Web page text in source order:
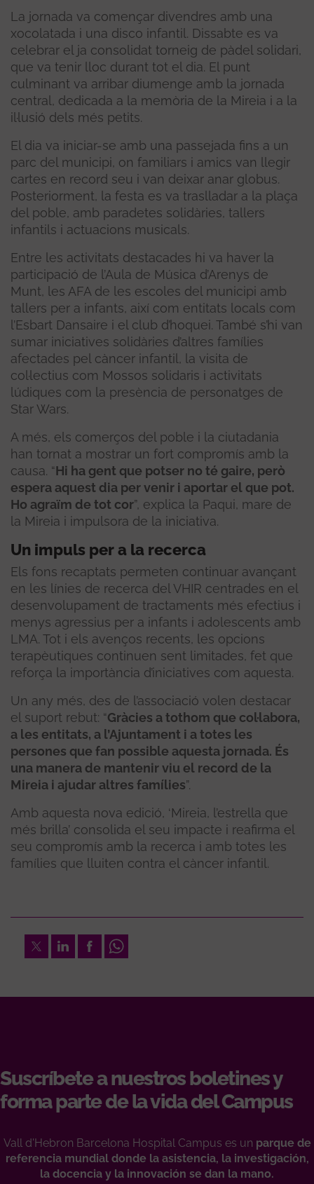
La jornada va començar divendres amb una
xocolatada i una disco infantil. Dissabte es va
celebrar el ja consolidat torneig de pàdel solidari,
que va tenir lloc durant tot el dia. El punt
culminant va arribar diumenge amb la jornada
central, dedicada a la memòria de la Mireia i a la
il·lusió dels més petits.
El dia va iniciar-se amb una passejada fins a un
parc del municipi, on familiars i amics van llegir
cartes en record seu i van deixar anar globus.
Posteriorment, la festa es va traslladar a la plaça
del poble, amb paradetes solidàries, tallers
infantils i actuacions musicals.
Entre les activitats destacades hi va haver la
participació de l’Aula de Música d’Arenys de
Munt, les AFA de les escoles del municipi amb
tallers per a infants, així com entitats locals com
l’Esbart Dansaire i el club d’hoquei. També s’hi van
sumar iniciatives solidàries d’altres famílies
afectades pel càncer infantil, la visita de
col·lectius com Mossos solidaris i activitats
lúdiques com la presència de personatges de
Star Wars.
A més, els comerços del poble i la ciutadania
han tornat a mostrar un fort compromís amb la
causa. “Hi ha gent que potser no té gaire, però
espera aquest dia per venir i aportar el que pot.
Ho agraïm de tot cor”, explica la Paqui, mare de
la Mireia i impulsora de la iniciativa.
Un impuls per a la recerca
Els fons recaptats permeten continuar avançant
en les línies de recerca del VHIR centrades en el
desenvolupament de tractaments més efectius i
menys agressius per a infants i adolescents amb
LMA. Tot i els avenços recents, les opcions
terapèutiques continuen sent limitades, fet que
reforça la importància d’iniciatives com aquesta.
Un any més, des de l’associació volen destacar
el suport rebut: “Gràcies a tothom que col·labora,
a les entitats, a l’Ajuntament i a totes les
persones que fan possible aquesta jornada. És
una manera de mantenir viu el record de la
Mireia i ajudar altres famílies”.
Amb aquesta nova edició, ‘Mireia, l’estrella que
més brilla’ consolida el seu impacte i reafirma el
seu compromís amb la recerca i amb totes les
famílies que lluiten contra el càncer infantil.
TwitterLinkedInFacebookWhatsapp
Suscríbete a nuestros boletines y
forma parte de la vida del Campus
Vall d'Hebron Barcelona Hospital Campus es un parque de
referencia mundial donde la asistencia, la investigación,
la docencia y la innovación se dan la mano.